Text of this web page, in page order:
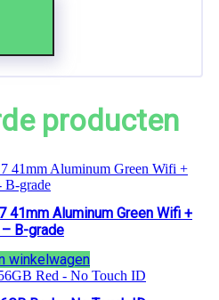
producten
41mm Aluminum Green Wifi +
B-grade
winkelwagen